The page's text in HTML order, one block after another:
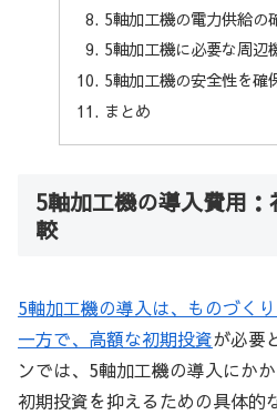
5軸加工機の電力供給の
5軸加工機に必要な周辺
5軸加工機の安全性を確
まとめ
5軸加工機の導入費用
較
5軸加工機の導入は、ものづく
一方で、高額な初期投資が必要
ンでは、5軸加工機の導入にか
初期投資を抑えるための具体的